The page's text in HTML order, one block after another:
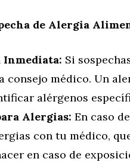
de Alergia
Inmediata: Si
consejo médico. Un
alérgenos
Alergias: En caso
con tu médico,
en caso de